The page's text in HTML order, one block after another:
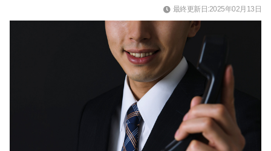
最終更新日:2025年02月13日